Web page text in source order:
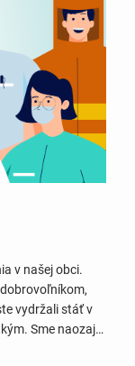
v našej obci.
vydržali stáť v
Sme naozaj